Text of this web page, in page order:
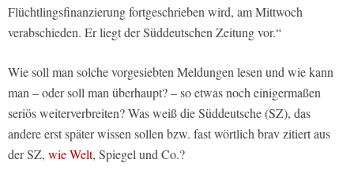
Flüchtlingsfinanzierung fortgeschrieben wird, am Mittwoch
verabschieden. Er liegt der Süddeutschen Zeitung vor.“
Wie soll man solche vorgesiebten Meldungen lesen und wie kann
man – oder soll man überhaupt? – so etwas noch einigermaßen
seriös weiterverbreiten? Was weiß die Süddeutsche (SZ), das
andere erst später wissen sollen bzw. fast wörtlich brav zitiert aus
der SZ, wie Welt, Spiegel und Co.?